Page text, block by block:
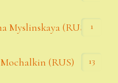
Myslinskaya (RUS) 1
(RUS) 13